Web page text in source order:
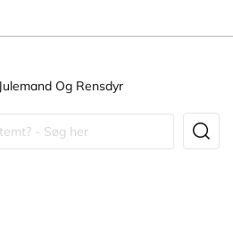
Og Rensdyr